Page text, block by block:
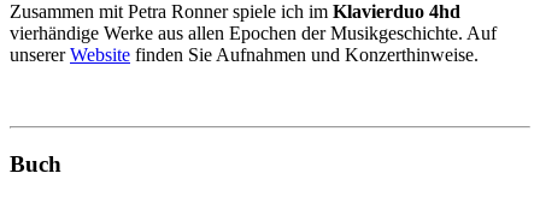
Zusammen mit Petra Ronner spiele ich im Klavierduo 4hd
vierhändige Werke aus allen Epochen der Musikgeschichte. Auf
unsererWebsite finden Sie Aufnahmen und Konzerthinweise.
Buch